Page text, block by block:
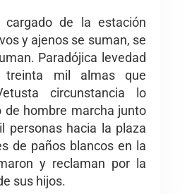
de la estación
y ajenos se suman, se
Paradójica levedad
treinta mil almas que
circunstancia lo
de hombre marcha junto
personas hacia la plaza
de paños blancos en la
y reclaman por la
sus hijos.